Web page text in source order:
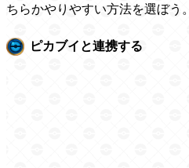
ちらかやりやすい方法を選ぼう。
ピカブイと連携する